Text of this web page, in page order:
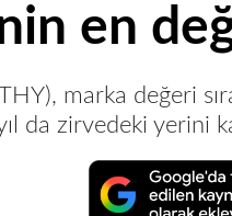
en
marka değeri
da zirvedeki yerini